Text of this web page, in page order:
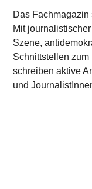
Ausgaben Übersicht
Ausgabe 221
Ausgabe 220
Ausgabe 219
Ausgabe 217
Ausgabe 216
Das Fachmagazin
Mit
Szene,
Schnittstellen
schreiben aktive
und